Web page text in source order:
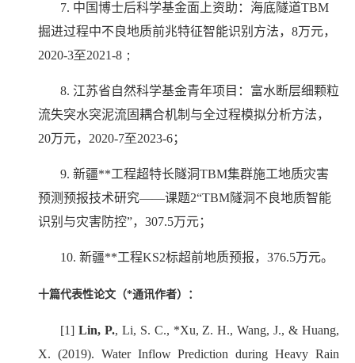
7. 中国博士后科学基金面上资助：海底隧道TBM
掘进过程中不良地质前兆特征智能识别方法， 8万元，
2020-3至2021-8 ；
8. 江苏省自然科学基金青年项目：富水断层细颗粒
流失突水突泥流固耦合机制与全过程模拟分析方法，
20万元， 2020-7至2023-6；
9. 新疆**工程超特长隧洞TBM集群施工地质灾害
预测预报技术研究——课题2“TBM隧洞不良地质智能
识别与灾害防控”， 307.5万元；
10. 新疆**工程KS2标超前地质预报， 376.5万元。
十篇代表性论文（*通讯作者）：
[1] Lin, P., Li, S. C., *Xu, Z. H., Wang, J., & Huang,
X. (2019). Water Inflow Prediction during Heavy Rain